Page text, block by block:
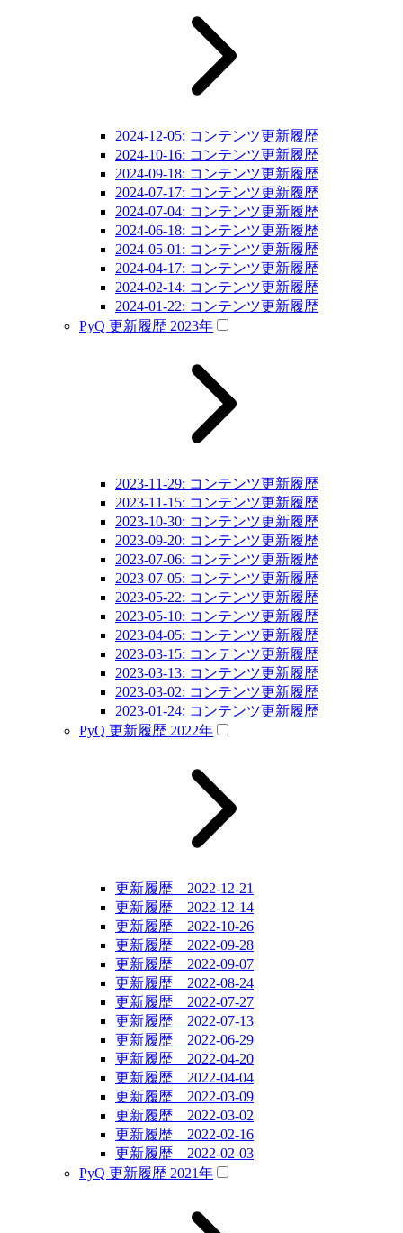
2024-12-05: コンテンツ更新履歴
2024-10-16: コンテンツ更新履歴
2024-09-18: コンテンツ更新履歴
2024-07-17: コンテンツ更新履歴
2024-07-04: コンテンツ更新履歴
2024-06-18: コンテンツ更新履歴
2024-05-01: コンテンツ更新履歴
2024-04-17: コンテンツ更新履歴
2024-02-14: コンテンツ更新履歴
2024-01-22: コンテンツ更新履歴
PyQ 更新履歴 2023年
2023-11-29: コンテンツ更新履歴
2023-11-15: コンテンツ更新履歴
2023-10-30: コンテンツ更新履歴
2023-09-20: コンテンツ更新履歴
2023-07-06: コンテンツ更新履歴
2023-07-05: コンテンツ更新履歴
2023-05-22: コンテンツ更新履歴
2023-05-10: コンテンツ更新履歴
2023-04-05: コンテンツ更新履歴
2023-03-15: コンテンツ更新履歴
2023-03-13: コンテンツ更新履歴
2023-03-02: コンテンツ更新履歴
2023-01-24: コンテンツ更新履歴
PyQ 更新履歴 2022年
更新履歴 2022-12-21
更新履歴 2022-12-14
更新履歴 2022-10-26
更新履歴 2022-09-28
更新履歴 2022-09-07
更新履歴 2022-08-24
更新履歴 2022-07-27
更新履歴 2022-07-13
更新履歴 2022-06-29
更新履歴 2022-04-20
更新履歴 2022-04-04
更新履歴 2022-03-09
更新履歴 2022-03-02
更新履歴 2022-02-16
更新履歴 2022-02-03
PyQ 更新履歴 2021年